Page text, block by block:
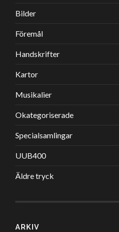
Bilder
Föremål
Handskrifter
Kartor
Musikalier
Okategoriserade
Specialsamlingar
UUB400
Äldre tryck
ARKIV